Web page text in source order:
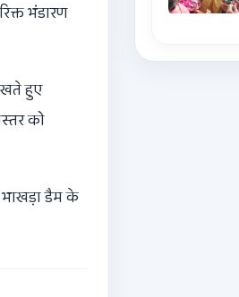
भंडारण
हुए
को
डैम के